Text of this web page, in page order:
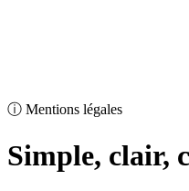
ⓘ Mentions légales
Simple, clair,